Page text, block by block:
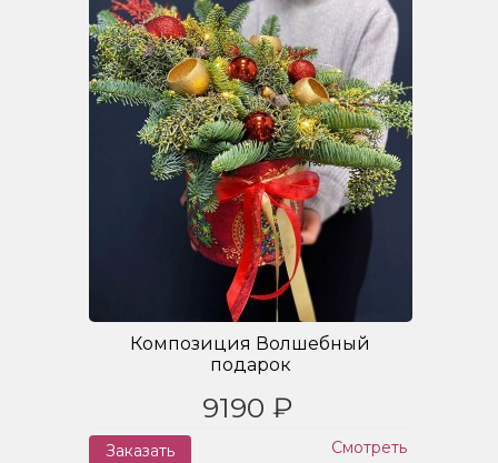
Композиция Волшебный
подарок
9190 ₽
Заказать Смотреть